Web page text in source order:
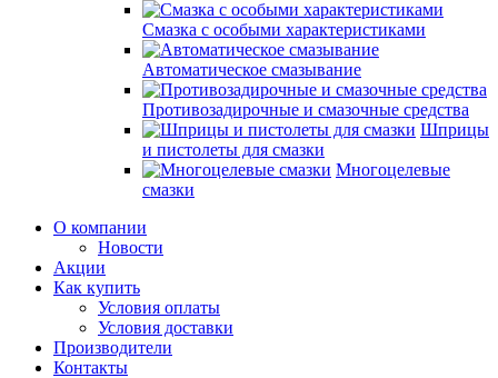
Смазка с особыми характеристиками
Автоматическое смазывание
Противозадирочные и смазочные средства
Шприцы
и пистолеты для смазки
Многоцелевые
смазки
О компании
Новости
Акции
Как купить
Условия оплаты
Условия доставки
Производители
Контакты